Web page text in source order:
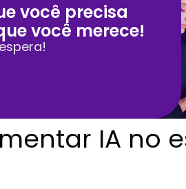
você precisa
você merece!
IA no